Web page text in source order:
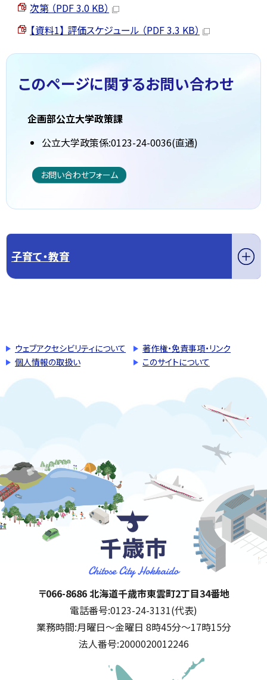
次第 （PDF 3.0 KB）
【資料1】 評価スケジュール （PDF 3.3 KB）
このページに関するお問い合わせ
企画部公立大学政策課
公立大学政策係:0123-24-0036(直通)
お問い合わせフォーム
子育て・教育
ウェブアクセシビリティについて
著作権・免責事項・リンク
個人情報の取扱い
このサイトについて
千歳市
住所:
〒066-8686 北海道千歳市東雲町2丁目34番地
電話番号:0123-24-3131(代表)
業務時間:月曜日～金曜日 8時45分～17時15分
法人番号:2000020012246